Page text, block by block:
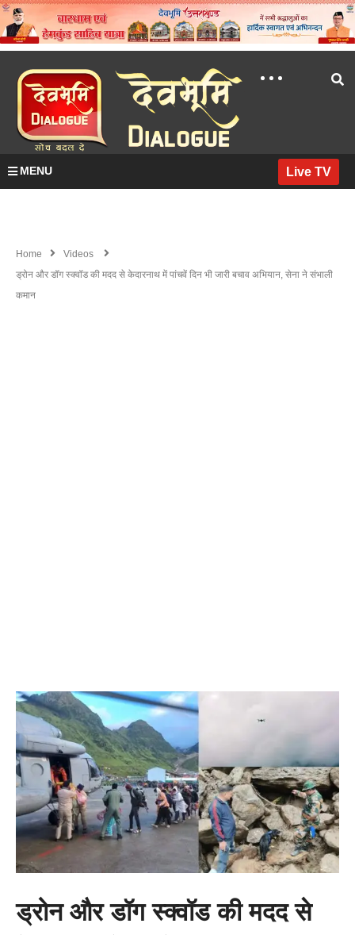
MENU Live TV
Home
Videos
ड्रोन और डॉग स्क्वॉड की मदद से केदारनाथ में पांचवें दिन भी जारी बचाव अभियान, सेना ने संभाली
कमान
ड्रोन और डॉग स्क्वॉड की मदद से